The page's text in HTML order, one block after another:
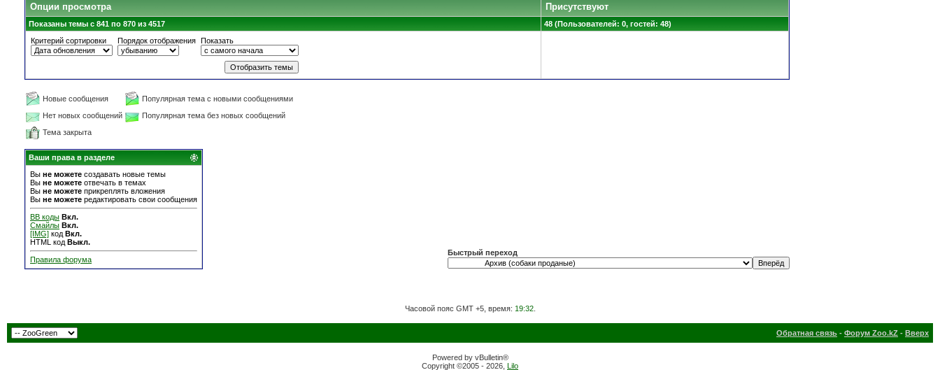
Опции просмотра Присутствуют
Показаны темы с 841 по 870 из 4517
48 (Пользователей: 0, гостей: 48)
Критерий сортировки
Порядок отображения Показать
Новые сообщения
Популярная тема с новыми сообщениями
Нет новых сообщений
Популярная тема без новых сообщений
Тема закрыта
Ваши права в разделе
Вы не можете создавать новые темы
Вы не можете отвечать в темах
Вы не можете прикреплять вложения
Вы не можете редактировать свои сообщения
BB коды Вкл.
Смайлы Вкл.
[IMG] код Вкл.
HTML код Выкл.
Правила форума
Быстрый переход
Часовой пояс GMT +5, время: 19:32.
Обратная связь - Форум Zoo.kZ - Вверх
Powered by vBulletin®
Copyright ©2005 - 2026, Lilo